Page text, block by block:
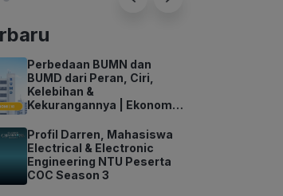
Perbedaan BUMN dan
BUMD dari Peran, Ciri,
Kelebihan &
Kekurangannya | Ekonomi
Profil Darren, Mahasiswa
Electrical & Electronic
Engineering NTU Peserta
COC Season 3